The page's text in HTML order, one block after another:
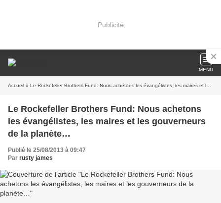
Publicité
MENU
Accueil » Le Rockefeller Brothers Fund: Nous achetons les évangélistes, les maires et les gouverneurs de la planète…
Le Rockefeller Brothers Fund: Nous achetons
les évangélistes, les maires et les gouverneurs
de la planète…
Publié le 25/08/2013 à 09:47
Par rusty james